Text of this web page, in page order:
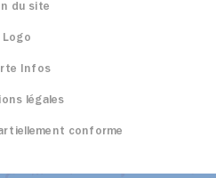
du site
Logo
Infos
légales
conforme